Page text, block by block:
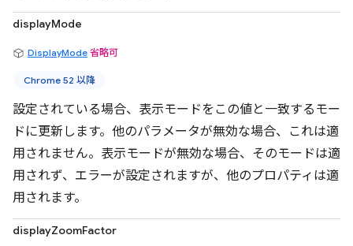
displayMode
DisplayMode 省略可
Chrome 52 以降
設定されている場合、表示モードをこの値と一致するモー
ドに更新します。他のパラメータが無効な場合、これは適
用されません。表示モードが無効な場合、そのモードは適
用されず、エラーが設定されますが、他のプロパティは適
用されます。
displayZoomFactor